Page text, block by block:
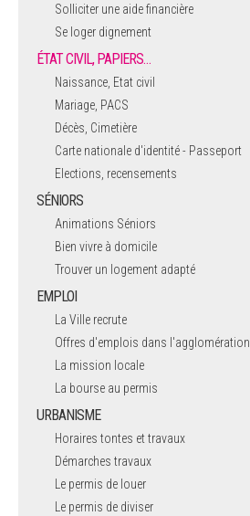
Solliciter une aide financière
Se loger dignement
ÉTAT CIVIL, PAPIERS…
Naissance, Etat civil
Mariage, PACS
Décès, Cimetière
Carte nationale d'identité - Passeport
Elections, recensements
SÉNIORS
Animations Séniors
Bien vivre à domicile
Trouver un logement adapté
EMPLOI
La Ville recrute
Offres d'emplois dans l'agglomération
La mission locale
La bourse au permis
URBANISME
Horaires tontes et travaux
Démarches travaux
Le permis de louer
Le permis de diviser